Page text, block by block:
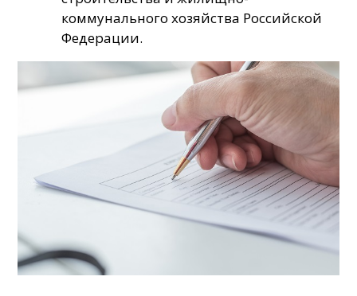
коммунального хозяйства Российской
Федерации.